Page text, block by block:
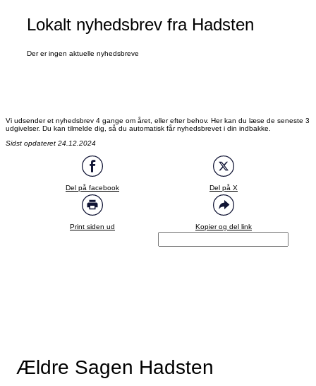
Lokalt nyhedsbrev fra Hadsten
Der er ingen aktuelle nyhedsbreve
Vi udsender et nyhedsbrev 4 gange om året, eller efter behov. Her kan du læse de seneste 3
udgivelser. Du kan tilmelde dig, så du automatisk får nyhedsbrevet i din indbakke.
Sidst opdateret 24.12.2024
Del på facebook Del på X
Print siden ud Kopier og del link
Ældre Sagen Hadsten